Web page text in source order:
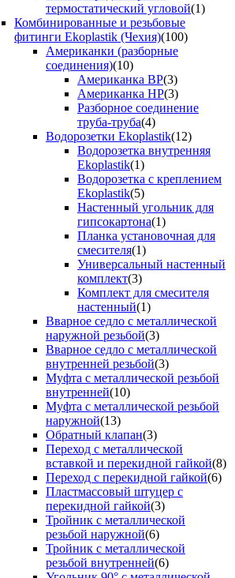
термостатический угловой(1)
Комбинированные и резьбовые
фитинги Ekoplastik (Чехия)(100)
Американки (разборные
соединения)(10)
Американка ВР(3)
Американка НР(3)
Разборное соединение
труба-труба(4)
Водорозетки Ekoplastik(12)
Водорозетка внутренняя
Ekoplastik(1)
Водорозетка с креплением
Ekoplastik(5)
Настенный угольник для
гипсокартона(1)
Планка установочная для
смесителя(1)
Универсальный настенный
комплект(3)
Комплект для смесителя
настенный(1)
Вварное седло с металлической
наружной резьбой(3)
Вварное седло с металлической
внутренней резьбой(3)
Муфта с металлической резьбой
внутренней(10)
Муфта с металлической резьбой
наружной(13)
Обратный клапан(3)
Переход с металлической
вставкой и перекидной гайкой(8)
Переход с перекидной гайкой(6)
Пластмассовый штуцер с
перекидной гайкой(3)
Тройник с металлической
резьбой наружной(6)
Тройник с металлической
резьбой внутренней(6)